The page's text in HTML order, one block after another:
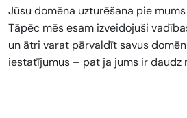
Jūsu domēna uzturēšana pie
Tāpēc mēs esam izveidojuši
un ātri varat pārvaldīt savus
iestatījumus – pat ja jums ir daudz